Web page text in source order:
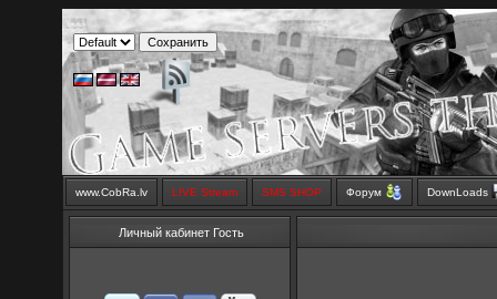
www.CobRa.lv LIVE Stream SMS SHOP Форум DownLoads
Личный кабинет Гость